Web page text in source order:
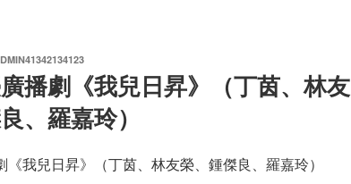
播劇《我兒日昇》（丁茵、林友
、羅嘉玲）
《我兒日昇》（丁茵、林友榮、鍾傑良、羅嘉玲）